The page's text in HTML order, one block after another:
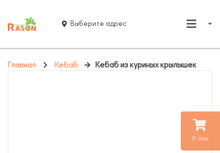
0 сом.
Выберите адрес
Главная Кебаб Кебаб из куриных крылышек